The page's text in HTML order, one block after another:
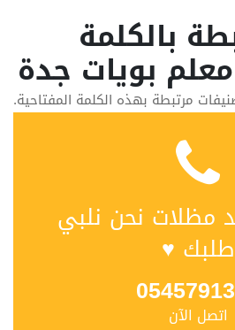
بالكلمة
بويات جدة
مرتبطة بهذه الكلمة المفتاحية.
مظلات نحن نلبي
طلبك ♥
اتصل الآن